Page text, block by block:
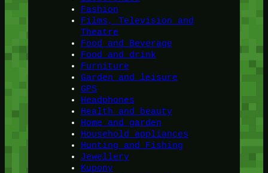
Fashion
Films, Television and
Theatre
Food and Beverage
Food and drink
Furniture
Garden and leisure
GPS
Headphones
Health and beauty
Home and garden
Household appliances
Hunting and Fishing
Jewellery
Kupony